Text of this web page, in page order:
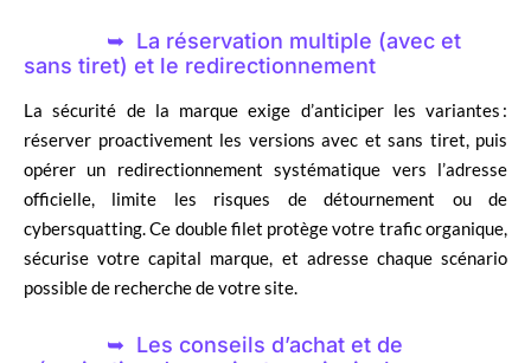
La réservation multiple (avec et
sans tiret) et le redirectionnement
La sécurité de la marque exige d’anticiper les variantes :
réserver proactivement les versions avec et sans tiret, puis
opérer un redirectionnement systématique vers l’adresse
officielle, limite les risques de détournement ou de
cybersquatting. Ce double filet protège votre trafic organique,
sécurise votre capital marque, et adresse chaque scénario
possible de recherche de votre site.
Les conseils d’achat et de